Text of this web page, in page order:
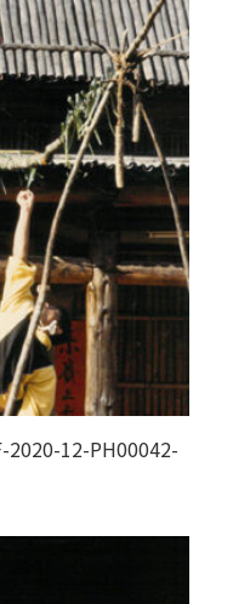
2020-12-PH00042-